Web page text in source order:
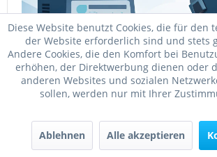
Schweißgerät für Dünnblech
Stromstärke, Draht, Gas und Vorschub
ohne Durchbrand bei 0,8 bis 2 mm.
Diese Website benutzt Cookies, die für den
der Website erforderlich sind und stets
Andere Cookies, die den Komfort bei
erhöhen, der Direktwerbung dienen oder
anderen Websites und sozialen
sollen, werden nur mit Ihrer
Ablehnen Alle akzeptieren